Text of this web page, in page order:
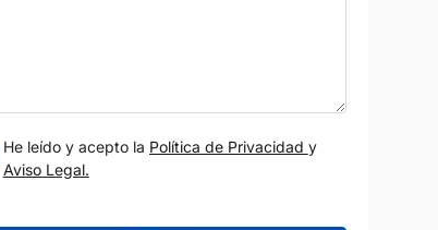
He leído y acepto la Política de Privacidad y
Aviso Legal.